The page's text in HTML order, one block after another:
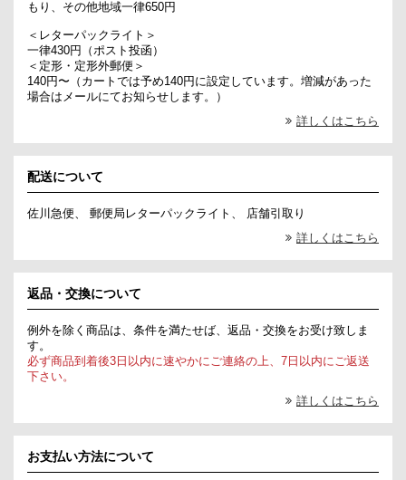
もり、その他地域一律650円
＜レターパックライト＞
一律430円（ポスト投函）
＜定形・定形外郵便＞
140円〜（カートでは予め140円に設定しています。増減があった
場合はメールにてお知らせします。）
詳しくはこちら
配送について
佐川急便、 郵便局レターパックライト、 店舗引取り
詳しくはこちら
返品・交換について
例外を除く商品は、条件を満たせば、返品・交換をお受け致しま
す。
必ず商品到着後3日以内に速やかにご連絡の上、7日以内にご返送
下さい。
詳しくはこちら
お支払い方法について